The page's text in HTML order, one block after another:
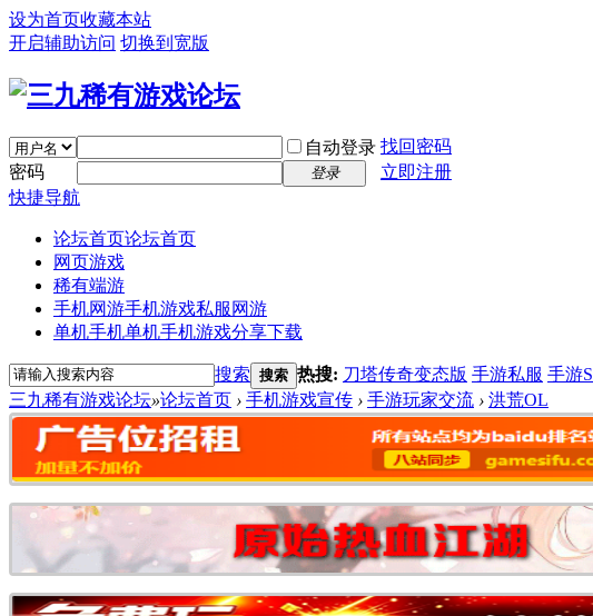
设为首页收藏本站
开启辅助访问 切换到宽版
自动登录 找回密码
密码
登录
立即注册
快捷导航
论坛首页论坛首页
网页游戏
稀有端游
手机网游手机游戏私服网游
单机手机单机手机游戏分享下载
搜索 搜索 热搜: 刀塔传奇变态版 手游私服 手游
三九稀有游戏论坛»论坛首页 › 手机游戏宣传 › 手游玩家交流 › 洪荒OL